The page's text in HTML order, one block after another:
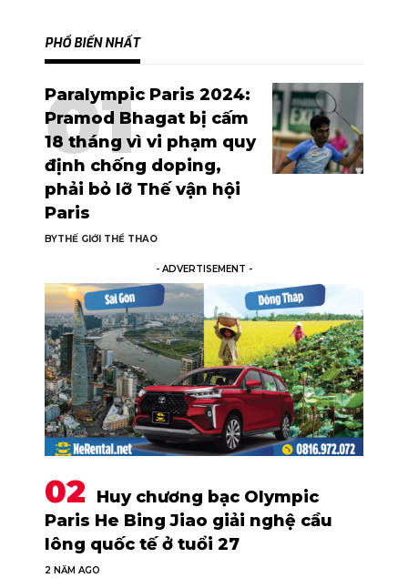
PHỔ BIẾN NHẤT
Paralympic Paris 2024:
Pramod Bhagat bị cấm
18 tháng vì vi phạm quy
định chống doping,
phải bỏ lỡ Thế vận hội
Paris
BYTHẾ GIỚI THỂ THAO
- ADVERTISEMENT -
Huy chương bạc Olympic
Paris He Bing Jiao giải nghệ cầu
lông quốc tế ở tuổi 27
2 NĂM AGO